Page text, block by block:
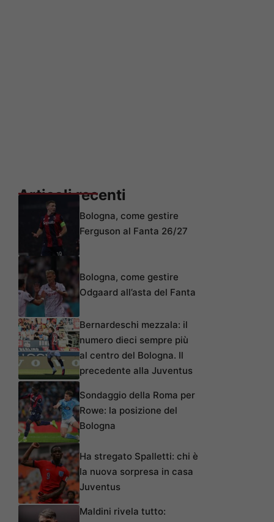
Articoli recenti
Bologna, come gestire
Ferguson al Fanta 26/27
Bologna, come gestire
Odgaard all’asta del Fanta
Bernardeschi mezzala: il
numero dieci sempre più
al centro del Bologna. Il
precedente alla Juventus
Sondaggio della Roma per
Rowe: la posizione del
Bologna
Ha stregato Spalletti: chi è
la nuova sorpresa in casa
Juventus
Maldini rivela tutto: